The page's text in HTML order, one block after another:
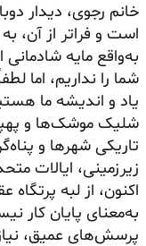
خانم رجوی، دیدار
به‌واقع مایه
شما را نداریم، اما
یاد و اندیشه ما
شلیک موشک‌ها و
تاریکی شهرها و
زیرزمینی، ایالات
اکنون، از لبه
به‌معنای پایان کار
پرسش‌های عمیق،